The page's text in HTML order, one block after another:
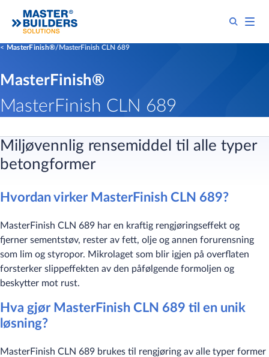
MasterFinish® MasterFinish CLN 689
MasterFinish®
MasterFinish CLN 689
Miljøvennlig rensemiddel til alle typer
betongformer​
Hvordan virker MasterFinish CLN 689?
MasterFinish CLN 689 har en kraftig rengjøringseffekt og
fjerner sementstøv, rester av fett, olje og annen forurensning
som lim og styropor. Mikrolaget som blir igjen på overflaten
forsterker slippeffekten av den påfølgende formoljen og
beskytter mot rust.
Hva gjør MasterFinish CLN 689 til en unik
løsning?​​
MasterFinish CLN 689 brukes til rengjøring av alle typer former